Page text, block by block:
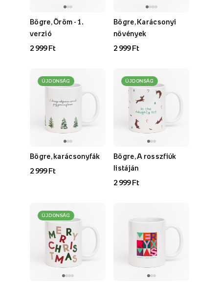
Bögre, Öröm - 1.
verzió
2 999 Ft
Bögre, Karácsonyi
növények
2 999 Ft
ÚJDONSÁG
Bögre, karácsonyfák
2 999 Ft
ÚJDONSÁG
Bögre, A rosszfiúk
listáján
2 999 Ft
ÚJDONSÁG